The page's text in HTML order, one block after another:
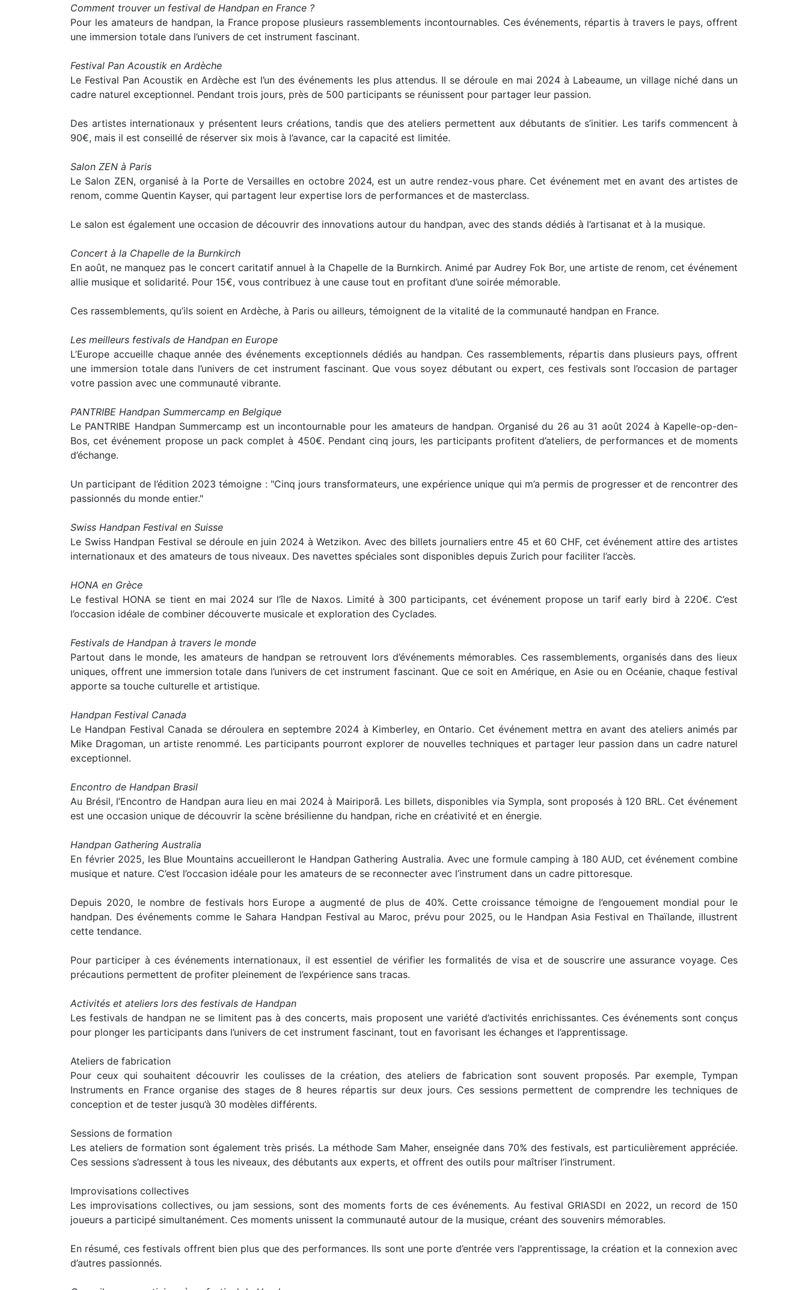
Comment trouver un festival de Handpan en France ?
Pour les amateurs de handpan, la France propose plusieurs rassemblements incontournables. Ces événements, répartis à travers le pays, offrent
une immersion totale dans l’univers de cet instrument fascinant.
Festival Pan Acoustik en Ardèche
Le Festival Pan Acoustik en Ardèche est l’un des événements les plus attendus. Il se déroule en mai 2024 à Labeaume, un village niché dans un
cadre naturel exceptionnel. Pendant trois jours, près de 500 participants se réunissent pour partager leur passion.
Des artistes internationaux y présentent leurs créations, tandis que des ateliers permettent aux débutants de s’initier. Les tarifs commencent à
90€, mais il est conseillé de réserver six mois à l’avance, car la capacité est limitée.
Salon ZEN à Paris
Le Salon ZEN, organisé à la Porte de Versailles en octobre 2024, est un autre rendez-vous phare. Cet événement met en avant des artistes de
renom, comme Quentin Kayser, qui partagent leur expertise lors de performances et de masterclass.
Le salon est également une occasion de découvrir des innovations autour du handpan, avec des stands dédiés à l’artisanat et à la musique.
Concert à la Chapelle de la Burnkirch
En août, ne manquez pas le concert caritatif annuel à la Chapelle de la Burnkirch. Animé par Audrey Fok Bor, une artiste de renom, cet événement
allie musique et solidarité. Pour 15€, vous contribuez à une cause tout en profitant d’une soirée mémorable.
Ces rassemblements, qu’ils soient en Ardèche, à Paris ou ailleurs, témoignent de la vitalité de la communauté handpan en France.
Les meilleurs festivals de Handpan en Europe
L’Europe accueille chaque année des événements exceptionnels dédiés au handpan. Ces rassemblements, répartis dans plusieurs pays, offrent
une immersion totale dans l’univers de cet instrument fascinant. Que vous soyez débutant ou expert, ces festivals sont l’occasion de partager
votre passion avec une communauté vibrante.
PANTRIBE Handpan Summercamp en Belgique
Le PANTRIBE Handpan Summercamp est un incontournable pour les amateurs de handpan. Organisé du 26 au 31 août 2024 à Kapelle-op-den-
Bos, cet événement propose un pack complet à 450€. Pendant cinq jours, les participants profitent d’ateliers, de performances et de moments
d’échange.
Un participant de l’édition 2023 témoigne : "Cinq jours transformateurs, une expérience unique qui m’a permis de progresser et de rencontrer des
passionnés du monde entier."
Swiss Handpan Festival en Suisse
Le Swiss Handpan Festival se déroule en juin 2024 à Wetzikon. Avec des billets journaliers entre 45 et 60 CHF, cet événement attire des artistes
internationaux et des amateurs de tous niveaux. Des navettes spéciales sont disponibles depuis Zurich pour faciliter l’accès.
HONA en Grèce
Le festival HONA se tient en mai 2024 sur l’île de Naxos. Limité à 300 participants, cet événement propose un tarif early bird à 220€. C’est
l’occasion idéale de combiner découverte musicale et exploration des Cyclades.
Festivals de Handpan à travers le monde
Partout dans le monde, les amateurs de handpan se retrouvent lors d’événements mémorables. Ces rassemblements, organisés dans des lieux
uniques, offrent une immersion totale dans l’univers de cet instrument fascinant. Que ce soit en Amérique, en Asie ou en Océanie, chaque festival
apporte sa touche culturelle et artistique.
Handpan Festival Canada
Le Handpan Festival Canada se déroulera en septembre 2024 à Kimberley, en Ontario. Cet événement mettra en avant des ateliers animés par
Mike Dragoman, un artiste renommé. Les participants pourront explorer de nouvelles techniques et partager leur passion dans un cadre naturel
exceptionnel.
Encontro de Handpan Brasil
Au Brésil, l’Encontro de Handpan aura lieu en mai 2024 à Mairiporã. Les billets, disponibles via Sympla, sont proposés à 120 BRL. Cet événement
est une occasion unique de découvrir la scène brésilienne du handpan, riche en créativité et en énergie.
Handpan Gathering Australia
En février 2025, les Blue Mountains accueilleront le Handpan Gathering Australia. Avec une formule camping à 180 AUD, cet événement combine
musique et nature. C’est l’occasion idéale pour les amateurs de se reconnecter avec l’instrument dans un cadre pittoresque.
Depuis 2020, le nombre de festivals hors Europe a augmenté de plus de 40%. Cette croissance témoigne de l’engouement mondial pour le
handpan. Des événements comme le Sahara Handpan Festival au Maroc, prévu pour 2025, ou le Handpan Asia Festival en Thaïlande, illustrent
cette tendance.
Pour participer à ces événements internationaux, il est essentiel de vérifier les formalités de visa et de souscrire une assurance voyage. Ces
précautions permettent de profiter pleinement de l’expérience sans tracas.
Activités et ateliers lors des festivals de Handpan
Les festivals de handpan ne se limitent pas à des concerts, mais proposent une variété d’activités enrichissantes. Ces événements sont conçus
pour plonger les participants dans l’univers de cet instrument fascinant, tout en favorisant les échanges et l’apprentissage.
Ateliers de fabrication
Pour ceux qui souhaitent découvrir les coulisses de la création, des ateliers de fabrication sont souvent proposés. Par exemple, Tympan
Instruments en France organise des stages de 8 heures répartis sur deux jours. Ces sessions permettent de comprendre les techniques de
conception et de tester jusqu’à 30 modèles différents.
Sessions de formation
Les ateliers de formation sont également très prisés. La méthode Sam Maher, enseignée dans 70% des festivals, est particulièrement appréciée.
Ces sessions s’adressent à tous les niveaux, des débutants aux experts, et offrent des outils pour maîtriser l’instrument.
Improvisations collectives
Les improvisations collectives, ou jam sessions, sont des moments forts de ces événements. Au festival GRIASDI en 2022, un record de 150
joueurs a participé simultanément. Ces moments unissent la communauté autour de la musique, créant des souvenirs mémorables.
En résumé, ces festivals offrent bien plus que des performances. Ils sont une porte d’entrée vers l’apprentissage, la création et la connexion avec
d’autres passionnés.